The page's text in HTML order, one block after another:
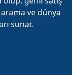
ve dünya
sunar.